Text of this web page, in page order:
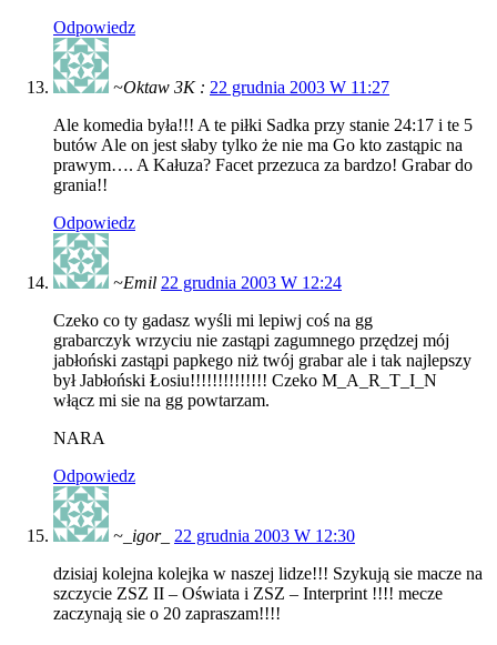
Odpowiedz
~Oktaw 3K : 22 grudnia 2003 W 11:27
Ale komedia była!!! A te piłki Sadka przy stanie 24:17 i te 5
butów Ale on jest słaby tylko że nie ma Go kto zastąpic na
prawym…. A Kałuza? Facet przezuca za bardzo! Grabar do
grania!!
Odpowiedz
~Emil 22 grudnia 2003 W 12:24
Czeko co ty gadasz wyśli mi lepiwj coś na gg
grabarczyk wrzyciu nie zastąpi zagumnego przędzej mój
jabłoński zastąpi papkego niż twój grabar ale i tak najlepszy
był Jabłoński Łosiu!!!!!!!!!!!!!! Czeko M_A_R_T_I_N
włącz mi sie na gg powtarzam.
NARA
Odpowiedz
~_igor_
22 grudnia 2003 W 12:30
dzisiaj kolejna kolejka w naszej lidze!!! Szykują sie macze na
szczycie ZSZ II – Oświata i ZSZ – Interprint !!!! mecze
zaczynają sie o 20 zapraszam!!!!